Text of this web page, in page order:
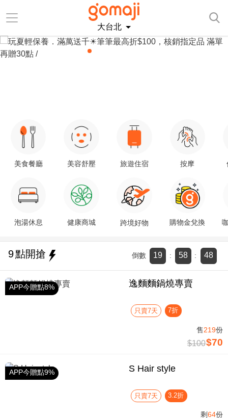
大台北
美食餐廳
泡湯休息
美容舒壓
健康商城
旅遊住宿
跨境好物
按摩
購物金兌換
9點開搶 倒數 19 : 58 : 48
APP今贈點8% 逸麵麵鍋燒專賣
只賣7天 7折
售219份
$100$70
APP今贈點9% S Hair style
只賣7天 3.2折
剩64份